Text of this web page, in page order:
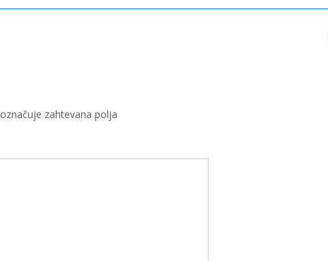
označuje zahtevana polja